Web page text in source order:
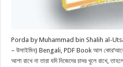
Porda by Muhammad bin Shalih al-
– উসাইমিন) Bengali, PDF Book আল কোর’আনে
আশা রাখে না তারা যদি নিজেদের চাদর খুলে রাখে,